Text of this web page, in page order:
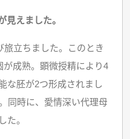
見えました。
旅立ちました。このとき
が成熟。顕微授精により4
な胚が2つ形成されまし
同時に、愛情深い代理母
た。